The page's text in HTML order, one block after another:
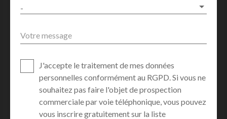
-
Votre message
J'accepte le traitement de mes données
personnelles conformément au RGPD. Si vous ne
souhaitez pas faire l'objet de prospection
commerciale par voie téléphonique, vous pouvez
vous inscrire gratuitement sur la liste